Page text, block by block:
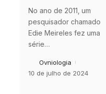
No ano de 2011, um
pesquisador chamado
Edie Meireles fez uma
série…
Ovniologia
10 de julho de 2024